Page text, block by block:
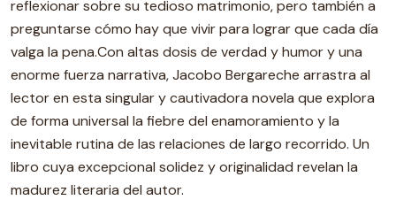
reflexionar sobre su tedioso matrimonio, pero también a
preguntarse cómo hay que vivir para lograr que cada día
valga la pena.Con altas dosis de verdad y humor y una
enorme fuerza narrativa, Jacobo Bergareche arrastra al
lector en esta singular y cautivadora novela que explora
de forma universal la fiebre del enamoramiento y la
inevitable rutina de las relaciones de largo recorrido. Un
libro cuya excepcional solidez y originalidad revelan la
madurez literaria del autor.